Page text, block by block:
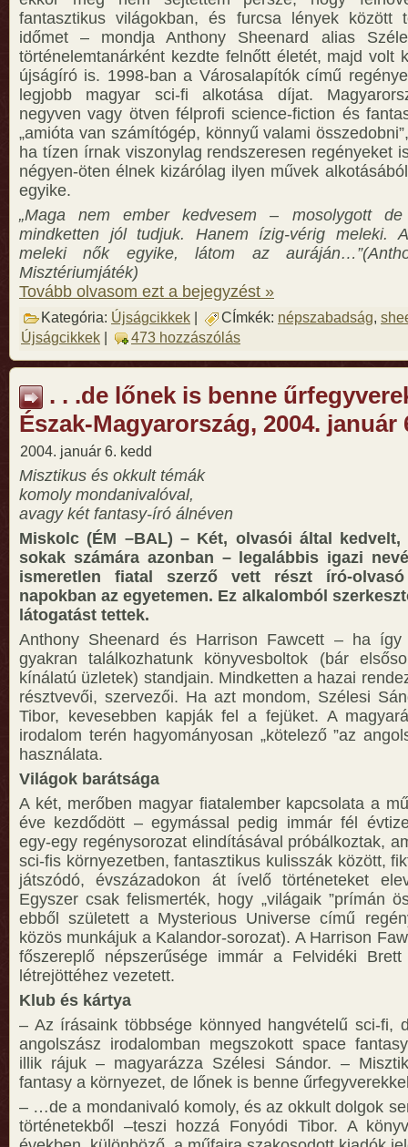
fantasztikus világokban, és furcsa lények között
időmet – mondja Anthony Sheenard alias
történelemtanárként kezdte felnőtt életét, majd volt
újságíró is. 1998-ban a Városalapítók című
legjobb magyar sci-fi alkotása díjat.
negyven vagy ötven félprofi science-fiction és
„amióta van számítógép, könnyű valami
ha tízen írnak viszonylag rendszeresen regényeket
négyen-öten élnek kizárólag ilyen művek
egyike.
„Maga nem ember kedvesem – mosolygott
mindketten jól tudjuk. Hanem ízig-vérig meleki.
meleki nők egyike, látom az
Misztériumjáték)
Tovább olvasom ezt a bejegyzést »
Kategória: Újságcikkek CÍmkék: népszabadság,
Újságcikkek
473 hozzászólás
. . .de lőnek is benne
Észak-Magyarország, 2004. január
2004. január 6. kedd
Misztikus és okkult témák
komoly mondanivalóval,
avagy két fantasy-író álnéven
Miskolc (ÉM –BAL) – Két, olvasói által
sokak számára azonban – legalábbis igazi
ismeretlen fiatal szerző vett részt író-
napokban az egyetemen. Ez alkalomból
látogatást tettek.
Anthony Sheenard és Harrison Fawcett – ha így
gyakran találkozhatunk könyvesboltok (bár
kínálatú üzletek) standjain. Mindketten a hazai
résztvevői, szervezői. Ha azt mondom, Szélesi
Tibor, kevesebben kapják fel a fejüket. A
irodalom terén hagyományosan „kötelező ”az
használata.
Világok barátsága
A két, merőben magyar fiatalember kapcsolata a
éve kezdődött – egymással pedig immár fél
egy-egy regénysorozat elindításával próbálkoztak,
sci-fis környezetben, fantasztikus kulisszák között,
játszódó, évszázadokon át ívelő történeteket
Egyszer csak felismerték, hogy „világaik ”prímán
ebből született a Mysterious Universe című
közös munkájuk a Kalandor-sorozat). A Harrison
főszereplő népszerűsége immár a Felvidéki
létrejöttéhez vezetett.
Klub és kártya
– Az írásaink többsége könnyed hangvételű sci-fi,
angolszász irodalomban megszokott space
illik rájuk – magyarázza Szélesi Sándor. –
fantasy a környezet, de lőnek is benne
– …de a mondanivaló komoly, és az okkult dolgok
történetekből –teszi hozzá Fonyódi Tibor. A